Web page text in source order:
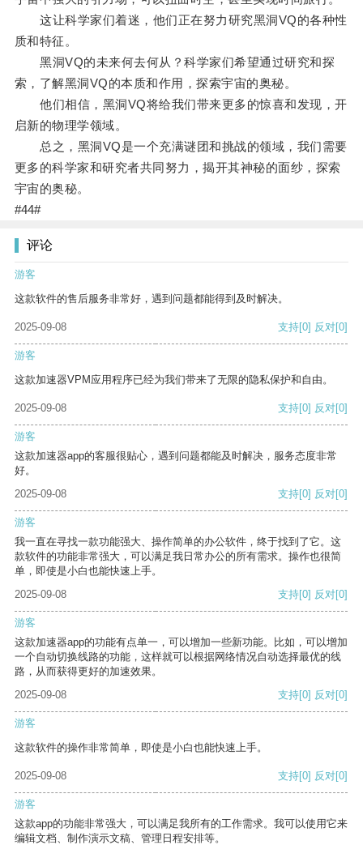
这让科学家们着迷，他们正在努力研究黑洞VQ的各种性
质和特征。
黑洞VQ的未来何去何从？科学家们希望通过研究和探
索，了解黑洞VQ的本质和作用，探索宇宙的奥秘。
他们相信，黑洞VQ将给我们带来更多的惊喜和发现，开
启新的物理学领域。
总之，黑洞VQ是一个充满谜团和挑战的领域，我们需要
更多的科学家和研究者共同努力，揭开其神秘的面纱，探索
宇宙的奥秘。
#44#
评论
游客
这款软件的售后服务非常好，遇到问题都能得到及时解决。
2025-09-08 支持[0] 反对[0]
游客
这款加速器VPM应用程序已经为我们带来了无限的隐私保护和自由。
2025-09-08 支持[0] 反对[0]
游客
这款加速器app的客服很贴心，遇到问题都能及时解决，服务态度非常
好。
2025-09-08
支持[0] 反对[0]
游客
我一直在寻找一款功能强大、操作简单的办公软件，终于找到了它。这
款软件的功能非常强大，可以满足我日常办公的所有需求。操作也很简
单，即使是小白也能快速上手。
2025-09-08
支持[0] 反对[0]
游客
这款加速器app的功能有点单一，可以增加一些新功能。比如，可以增加
一个自动切换线路的功能，这样就可以根据网络情况自动选择最优的线
路，从而获得更好的加速效果。
2025-09-08
支持[0] 反对[0]
游客
这款软件的操作非常简单，即使是小白也能快速上手。
2025-09-08 支持[0] 反对[0]
游客
这款app的功能非常强大，可以满足我所有的工作需求。我可以使用它来
编辑文档、制作演示文稿、管理日程安排等。